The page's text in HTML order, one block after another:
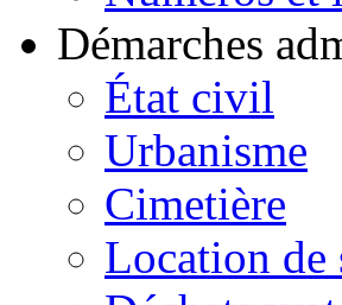
Démarches
État civil
Urbanisme
Cimetière
Location de